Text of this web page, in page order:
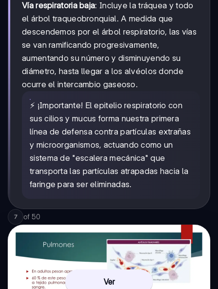
Vía respiratoria baja: Incluye la tráquea y todo
el árbol traqueobronquial. A medida que
descendemos por el árbol respiratorio, las vías
se van ramificando progresivamente,
aumentando su número y disminuyendo su
diámetro, hasta llegar a los alvéolos donde
ocurre el intercambio gaseoso.
⚡ ¡Importante! El epitelio respiratorio con
sus cilios y mucus forma nuestra primera
línea de defensa contra partículas extrañas
y microorganismos, actuando como un
sistema de "escalera mecánica" que
transporta las partículas atrapadas hacia la
faringe para ser eliminadas.
7 of 50
Ver